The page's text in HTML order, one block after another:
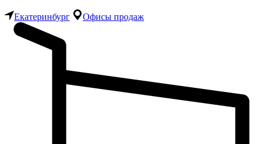
Екатеринбург Офисы продаж